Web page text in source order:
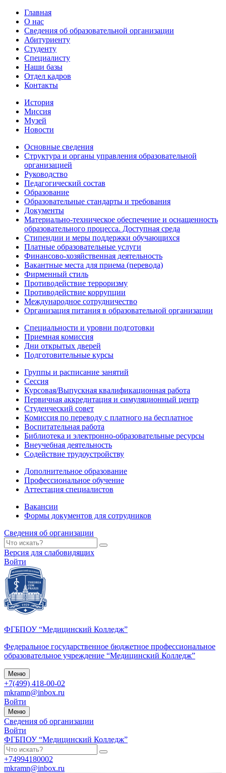
Главная
О нас
Сведения об образовательной организации
Абитуриенту
Студенту
Специалисту
Наши базы
Отдел кадров
Контакты
История
Миссия
Музей
Новости
Основные сведения
Структура и органы управления образовательной
организацией
Руководство
Педагогический состав
Образование
Образовательные стандарты и требования
Документы
Материально-техническое обеспечение и оснащенность
образовательного процесса. Доступная среда
Стипендии и меры поддержки обучающихся
Платные образовательные услуги
Финансово-хозяйственная деятельность
Вакантные места для приема (перевода)
Фирменный стиль
Противодействие терроризму
Противодействие коррупции
Международное сотрудничество
Организация питания в образовательной организации
Специальности и уровни подготовки
Приемная комиссия
Дни открытых дверей
Подготовительные курсы
Группы и расписание занятий
Сессия
Курсовая/Выпускная квалификационная работа
Первичная аккредитация и симуляционный центр
Студенческий совет
Комиссия по переводу с платного на бесплатное
Воспитательная работа
Библиотека и электронно-образовательные ресурсы
Внеучебная деятельность
Содействие трудоустройству
Дополнительное образование
Профессиональное обучение
Аттестация специалистов
Вакансии
Формы документов для сотрудников
Сведения об организации
Версия для слабовидящих
Войти
ФГБПОУ “Медицинский Колледж”
Федеральное государственное бюджетное профессиональное
образовательное учреждение “Медицинский Колледж”
Меню
+7(499) 418-00-02
mkramn@inbox.ru
Войти
Меню
Сведения об организации
Войти
ФГБПОУ “Медицинский Колледж”
+74994180002
mkramn@inbox.ru